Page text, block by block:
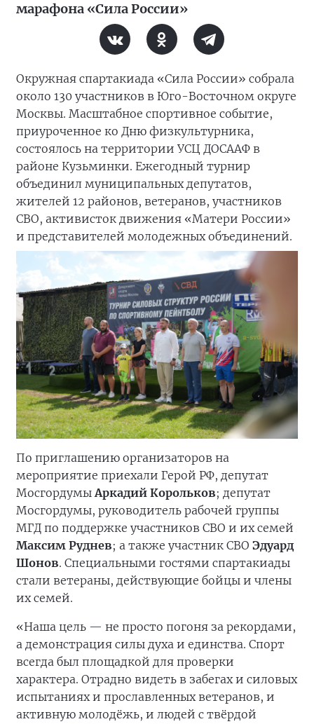
марафона «Сила России»
Окружная спартакиада «Сила России» собрала
около 130 участников в Юго-Восточном округе
Москвы. Масштабное спортивное событие,
приуроченное ко Дню физкультурника,
состоялось на территории УСЦ ДОСААФ в
районе Кузьминки. Ежегодный турнир
объединил муниципальных депутатов,
жителей 12 районов, ветеранов, участников
СВО, активисток движения «Матери России»
и представителей молодежных объединений.
По приглашению организаторов на
мероприятие приехали Герой РФ, депутат
МосгордумыАркадий Корольков; депутат
Мосгордумы, руководитель рабочей группы
МГД по поддержке участников СВО и их семей
Максим Руднев; а также участник СВО Эдуард
Шонов. Специальными гостями спартакиады
стали ветераны, действующие бойцы и члены
их семей.
«Наша цель — не просто погоня за рекордами,
а демонстрация силы духа и единства. Спорт
всегда был площадкой для проверки
характера. Отрадно видеть в забегах и силовых
испытаниях и прославленных ветеранов, и
активную молодёжь, и людей с твёрдой